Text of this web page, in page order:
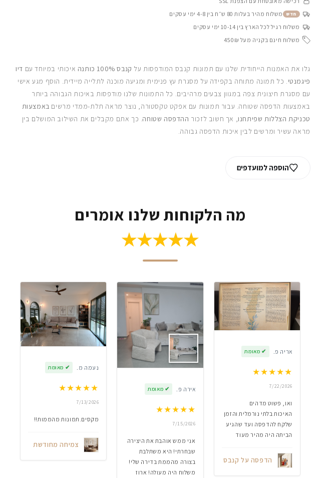
חדש משלוח מהיר בעלות 80 ש״ח בין 4-8 ימי עסקים
משלוח רגיל לכל הארץ בין 10-14 ימי עסקים
משלוח חינם בקניה מעל 450₪
גלו את האמנות הייחודית שלנו עם תמונות קנבס המודפסות על קנבס 100% כותנה איכותי במיוחד עם דיו
פיגמנטי. כל תמונה מתוחה בקפידה על מסגרת עץ פנימית ומגיעה מוכנה לתלייה מיידית. הוסף מגע אישי
עם מסגרת חיצונית צפה במגוון צבעים מרהיבים. כל התמונות שלנו מודפסות באיכות הגבוהה ביותר
באמצעות הדפסה שטוחה. עבור תמונות עם אפקט טקסטורה, נוצר מראה תלת-ממדי מרשים באמצעות
טכניקת הצללות שפיתחנו, אך חשוב לזכור ההדפסה שטוחה. כך אתם מקבלים את השילוב המושלם בין
מראה עשיר ומרשים לבין איכות הדפסה גבוהה.
הוספה למועדפים
מה הלקוחות שלנו אומרים
★★★★★
אריה פ. ✔ מאומת
★★★★★
7/22/2026
ואו, פשוט מדהים
האיכות בלתי נורמלית והזמן
שלקח להדפסה ועד שהגיע
הביתה היה מהיר מעוד
הדפסה על קנבס
אירה פ. ✔ מאומת
★★★★★
7/15/2026
אני ממש אוהבת את היצירה
שבחרתי! היא משתלבת
בצורה מהממת בדירה שלי!
משלוח היה מעולה! ארוז
נעמה מ. ✔ מאומת
★★★★★
7/13/2026
מקסים.תמונות מהממות!!
צמיחה מחודשת